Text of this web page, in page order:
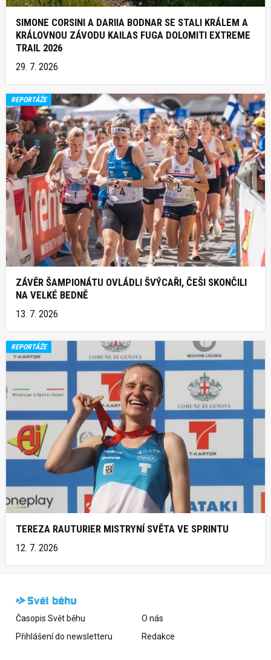
SIMONE CORSINI A DARIIA BODNAR SE STALI KRÁLEM A
KRÁLOVNOU ZÁVODU KAILAS FUGA DOLOMITI EXTREME
TRAIL 2026
29. 7. 2026
REPORTÁŽE
ZÁVĚR ŠAMPIONÁTU OVLÁDLI ŠVÝCAŘI, ČEŠI SKONČILI
NA VELKÉ BEDNĚ
13. 7. 2026
REPORTÁŽE
TEREZA RAUTURIER MISTRYNÍ SVĚTA VE SPRINTU
12. 7. 2026
Časopis Svět běhu
Přihlášení do newsletteru
O nás
Redakce